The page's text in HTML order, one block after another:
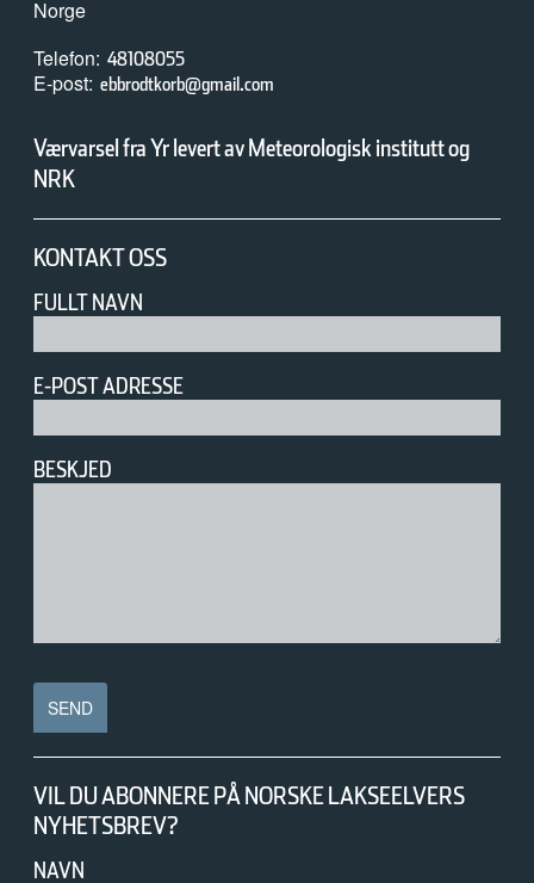
Norge
Telefon 48108055
E-post ebbrodtkorb@gmail.com
Værvarsel fra Yr levert av Meteorologisk institutt og
NRK
KONTAKT OSS
FULLT NAVN
E-POST ADRESSE
BESKJED
VIL DU ABONNERE PÅ NORSKE LAKSEELVERS
NYHETSBREV?
NAVN